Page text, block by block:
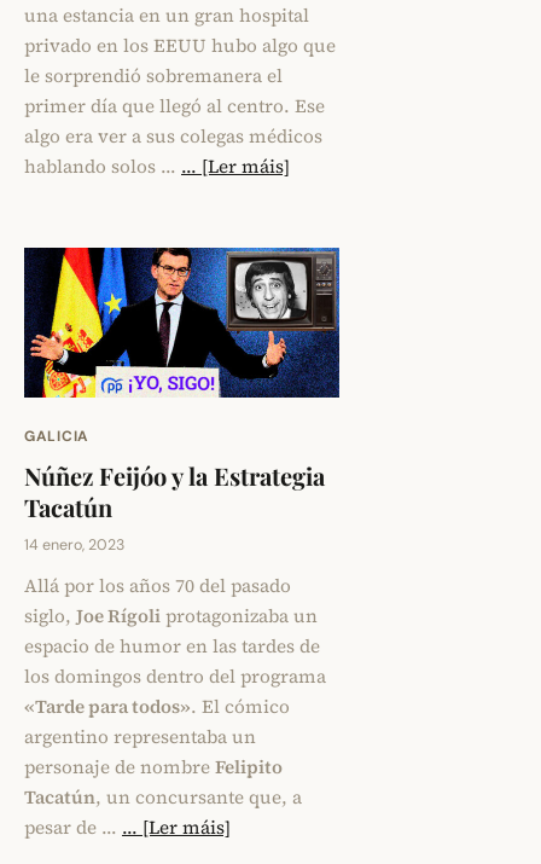
una estancia en un gran hospital
privado en los EEUU hubo algo que
le sorprendió sobremanera el
primer día que llegó al centro. Ese
algo era ver a sus colegas médicos
hablando solos … ... [Ler máis]
GALICIA
Núñez Feijóo y la Estrategia
Tacatún
14 enero, 2023
Allá por los años 70 del pasado
siglo, Joe Rígoliprotagonizaba un
espacio de humor en las tardes de
los domingos dentro del programa
«Tarde para todos». El cómico
argentino representaba un
personaje de nombreFelipito
Tacatún, un concursante que, a
pesar de … ... [Ler máis]